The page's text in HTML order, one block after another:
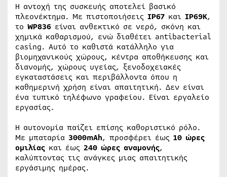
Η αντοχή της συσκευής αποτελεί βασικό
πλεονέκτημα. Με πιστοποιήσεις IP67 και IP69K,
το WP836 είναι ανθεκτικό σε νερό, σκόνη και
χημικά καθαρισμού, ενώ διαθέτει antibacterial
casing. Αυτό το καθιστά κατάλληλο για
βιομηχανικούς χώρους, κέντρα αποθήκευσης και
διανομής, χώρους υγείας, ξενοδοχειακές
εγκαταστάσεις και περιβάλλοντα όπου η
καθημερινή χρήση είναι απαιτητική. Δεν είναι
ένα τυπικό τηλέφωνο γραφείου. Είναι εργαλείο
εργασίας.
Η αυτονομία παίζει επίσης καθοριστικό ρόλο.
Με μπαταρία 3000mAh, προσφέρει έως 10 ώρες
ομιλίας και έως 240 ώρες αναμονής,
καλύπτοντας τις ανάγκες μιας απαιτητικής
εργάσιμης ημέρας.